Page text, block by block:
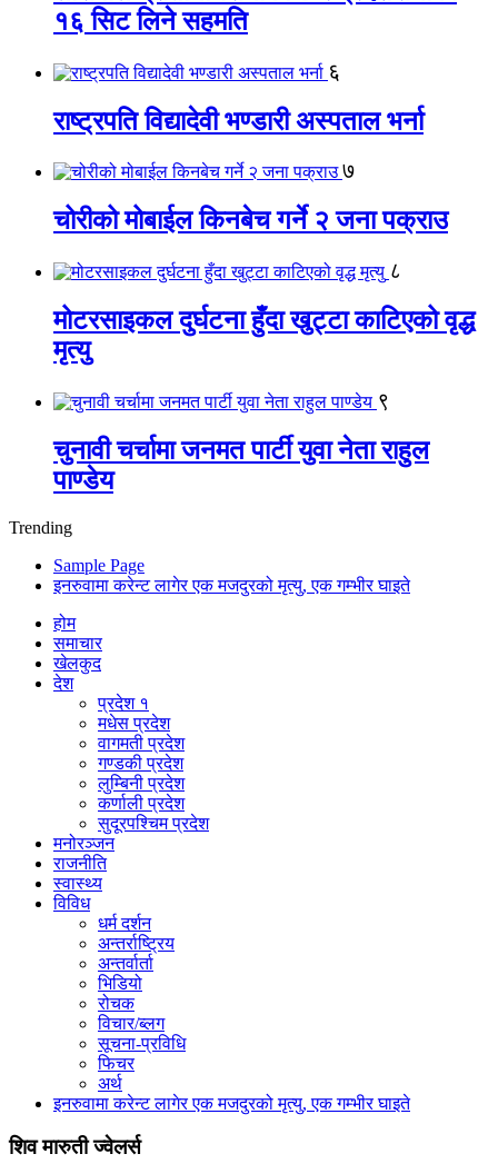
१६ सिट लिने सहमति
६
राष्ट्रपति विद्यादेवी भण्डारी अस्पताल भर्ना
७
चोरीको मोबाईल किनबेच गर्ने २ जना पक्राउ
८
मोटरसाइकल दुर्घटना हुँदा खुट्टा काटिएको वृद्ध
मृत्यु
९
चुनावी चर्चामा जनमत पार्टी युवा नेता राहुल
पाण्डेय
Trending
Sample Page
इनरुवामा करेन्ट लागेर एक मजदुरको मृत्यु, एक गम्भीर घाइते
होम
समाचार
खेलकुद
देश
प्रदेश १
मधेस प्रदेश
वागमती प्रदेश
गण्डकी प्रदेश
लुम्बिनी प्रदेश
कर्णाली प्रदेश
सुदूरपश्चिम प्रदेश
मनोरञ्जन
राजनीति
स्वास्थ्य
विविध
धर्म दर्शन
अन्तर्राष्ट्रिय
अन्तर्वार्ता
भिडियो
रोचक
विचार/ब्लग
सूचना-प्रविधि
फिचर
अर्थ
इनरुवामा करेन्ट लागेर एक मजदुरको मृत्यु, एक गम्भीर घाइते
शिव मारुती ज्वेलर्स